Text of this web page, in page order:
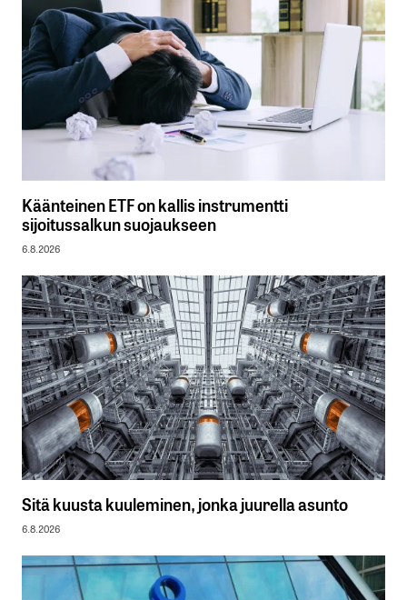
Käänteinen ETF on kallis instrumentti
sijoitussalkun suojaukseen
6.8.2026
Sitä kuusta kuuleminen, jonka juurella asunto
6.8.2026